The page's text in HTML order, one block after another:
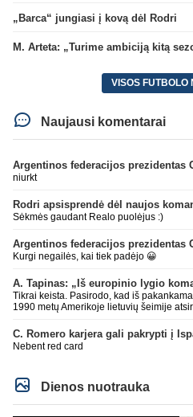
„Barca“ jungiasi į kovą dėl Rodri
M. Arteta: „Turime ambiciją kitą
VISOS FUTBOLO
Naujausi komentarai
niurkt
Rodri apsisprendė dėl naujos
Sėkmės gaudant Realo puolėjus :)
Kurgi negailės, kai tiek padėjo 😀
Tikrai keista. Pasirodo, kad iš
1990 metų Amerikoje lietuvių šeimije
fiziškai, kurio nepastumsi kaip Golubicko,
kovoje, dar ir antrame aukšte neblogai
dažniausiai teisingus sprendimus, ir dar
C. Romero karjera gali pakrypti į
Nebent red card
Dienos nuotrauka